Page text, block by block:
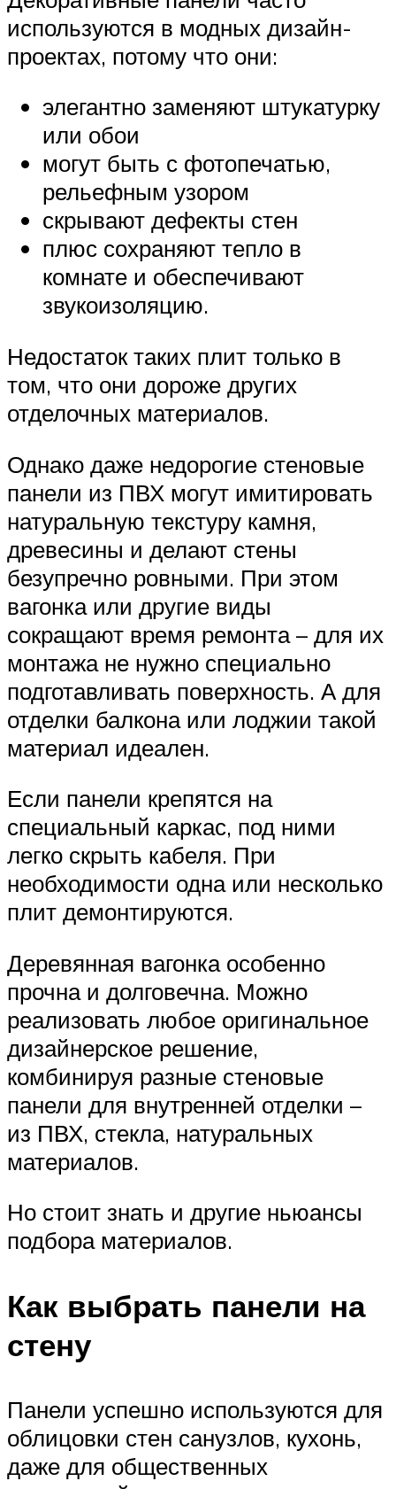
используются в модных дизайн-
проектах, потому что они:
элегантно заменяют штукатурку
или обои
могут быть с фотопечатью,
рельефным узором
скрывают дефекты стен
плюс сохраняют тепло в
комнате и обеспечивают
звукоизоляцию.
Недостаток таких плит только в
том, что они дороже других
отделочных материалов.
Однако даже недорогие стеновые
панели из ПВХ могут имитировать
натуральную текстуру камня,
древесины и делают стены
безупречно ровными. При этом
вагонка или другие виды
сокращают время ремонта – для их
монтажа не нужно специально
подготавливать поверхность. А для
отделки балкона или лоджии такой
материал идеален.
Если панели крепятся на
специальный каркас, под ними
легко скрыть кабеля. При
необходимости одна или несколько
плит демонтируются.
Деревянная вагонка особенно
прочна и долговечна. Можно
реализовать любое оригинальное
дизайнерское решение,
комбинируя разные стеновые
панели для внутренней отделки –
из ПВХ, стекла, натуральных
материалов.
Но стоит знать и другие ньюансы
подбора материалов.
Как выбрать панели на
стену
Панели успешно используются для
облицовки стен санузлов, кухонь,
даже для общественных